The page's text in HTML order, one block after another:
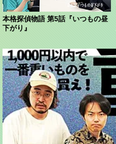
本格探偵物語 第5話『いつもの昼
下がり』